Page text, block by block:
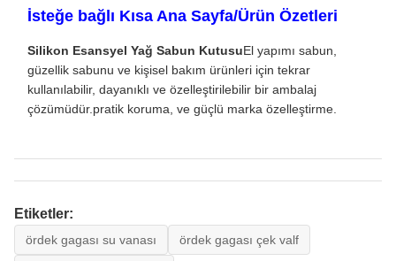
İsteğe bağlı Kısa Ana Sayfa/Ürün Özetleri
Silikon Esansyel Yağ Sabun KutusuEl yapımı sabun,
güzellik sabunu ve kişisel bakım ürünleri için tekrar
kullanılabilir, dayanıklı ve özelleştirilebilir bir ambalaj
çözümüdür.pratik koruma, ve güçlü marka özelleştirme.
Etiketler:
ördek gagası su vanası ördek gagası çek valf